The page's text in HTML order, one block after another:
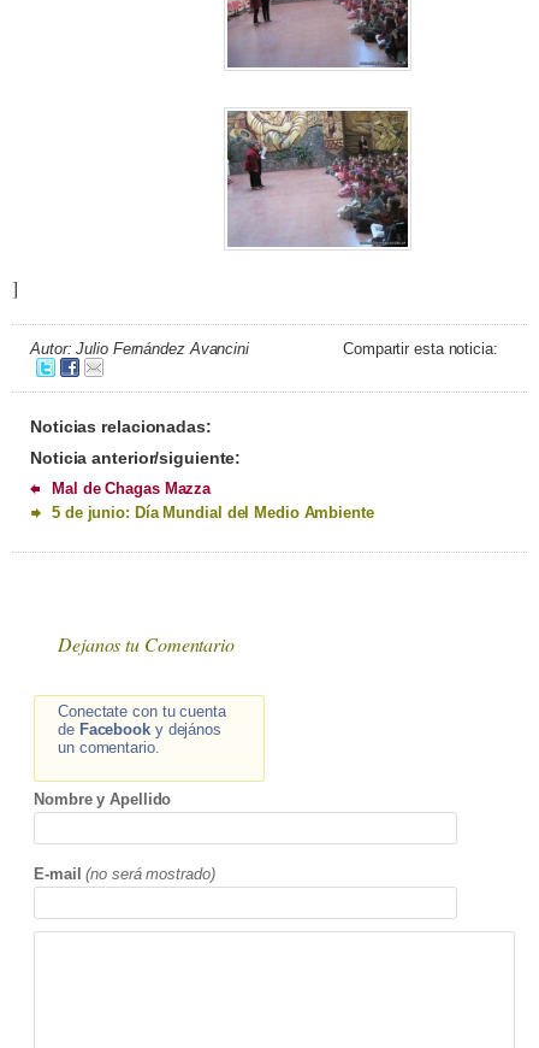
]
Autor: Julio Fernández Avancini Compartir esta noticia:
Noticias relacionadas:
Noticia anterior/siguiente:
Mal de Chagas Mazza
5 de junio: Día Mundial del Medio Ambiente
Dejanos tu Comentario
Conectate con tu cuenta
de Facebooky dejános
un comentario.
Nombre y Apellido
E-mail (no será mostrado)